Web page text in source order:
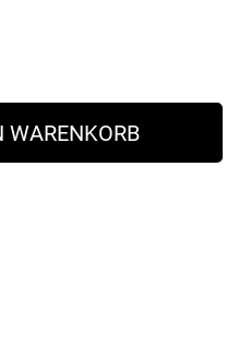
WARENKORB